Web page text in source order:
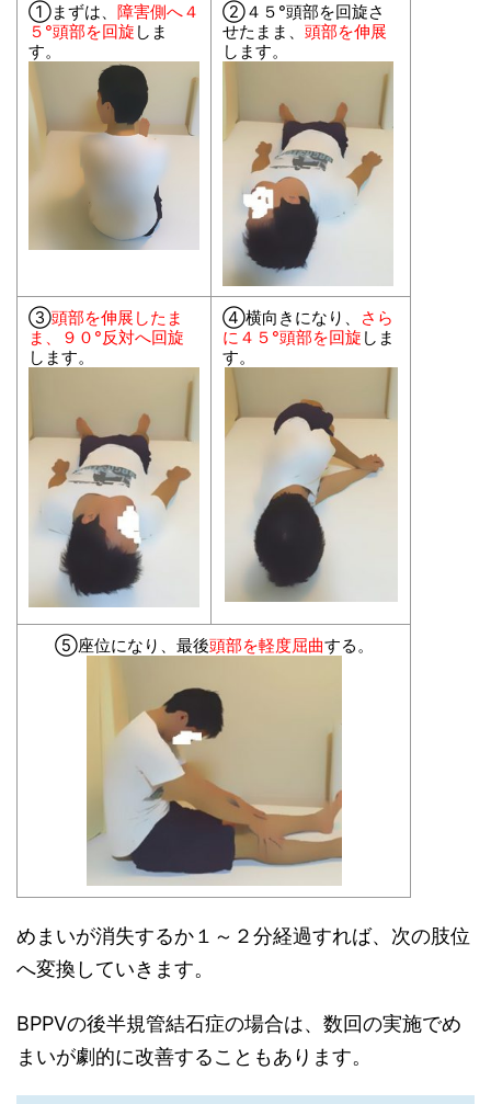
①まずは、 障害側へ４
５°頭部を回旋 しま
す。
②４５°頭部を回旋さ
せたまま、 頭部を伸展
します。
③頭部を伸展したま
ま、９０°反対へ回旋
します。
④横向きになり、
さら
に４５°頭部を回旋 しま
す。
⑤座位になり、最後頭部を軽度屈曲する。
めまいが消失するか１～２分経過すれば、次の肢位
へ変換していきます。
BPPVの後半規管結石症の場合は、数回の実施でめ
まいが劇的に改善することもあります。